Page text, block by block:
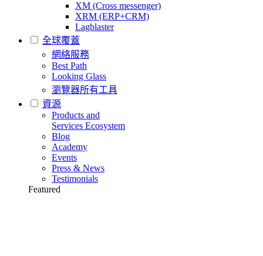
XM (Cross messenger)
XRM (ERP+CRM)
Lagblaster
全球覆蓋
網絡服務
Best Path
Looking Glass
瀏覽器所有工具
資源
Products and
Services Ecosystem
Blog
Academy
Events
Press & News
Testimonials
Featured